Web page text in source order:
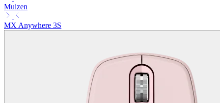
Muizen
MX Anywhere 3S